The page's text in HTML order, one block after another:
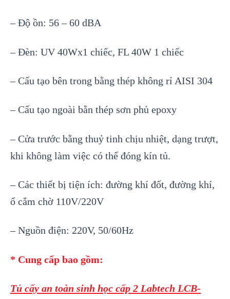
– Độ ồn: 56 – 60 dBA
– Đèn: UV 40Wx1 chiếc, FL 40W 1 chiếc
– Cấu tạo bên trong bằng thép không rỉ AISI 304
– Cấu tạo ngoài bằn thép sơn phủ epoxy
– Cửa trước bằng thuỷ tinh chịu nhiệt, dạng trượt,
khi không làm việc có thể đóng kín tủ.
– Các thiết bị tiện ích: đường khí đốt, đường khí,
ổ cắm chờ 110V/220V
– Nguồn điện: 220V, 50/60Hz
* Cung cấp bao gồm:
Tủ cấy an toàn sinh học cấp 2 Labtech LCB-